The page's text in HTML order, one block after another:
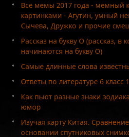
Все мемы 2017 года - мемный
картинками - Агутин, умный
Сычева, Дружко и прочие
Рассказ на букву О (рассказ, в
начинаются на букву О)
Самые длинные слова
Ответы по литературе 6 класс
Как пьют разные знаки
юмор
Изучая карту Китая.
основании спутниковых